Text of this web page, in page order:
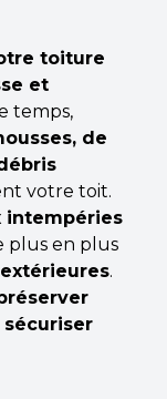
toiture
et
temps,
de
votre toit.
intempéries
plus en plus
.
sécuriser